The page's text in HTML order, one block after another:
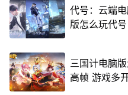
代号：云端
版怎么玩代
三国计电脑
高帧 游戏多